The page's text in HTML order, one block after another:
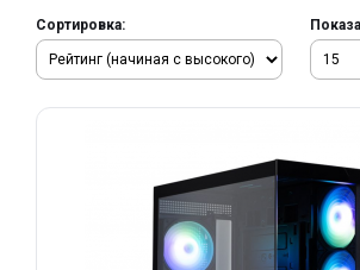
Сортировка: